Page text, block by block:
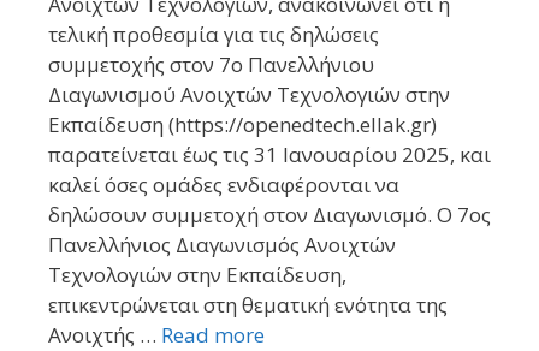
τελική προθεσμία για τις δηλώσεις
συμμετοχής στον 7ο Πανελλήνιου
Διαγωνισμού Ανοιχτών Τεχνολογιών στην
Εκπαίδευση (https://openedtech.ellak.gr)
παρατείνεται έως τις 31 Ιανουαρίου 2025, και
καλεί όσες ομάδες ενδιαφέρονται να
δηλώσουν συμμετοχή στον Διαγωνισμό. O 7ος
Πανελλήνιος Διαγωνισμός Ανοιχτών
Τεχνολογιών στην Εκπαίδευση,
επικεντρώνεται στη θεματική ενότητα της
Ανοιχτής … Read more